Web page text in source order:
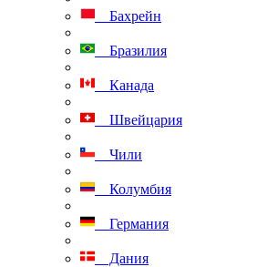
Бахрейн
Бразилия
Канада
Швейцария
Чили
Колумбия
Германия
Дания